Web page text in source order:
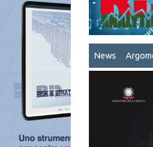
News